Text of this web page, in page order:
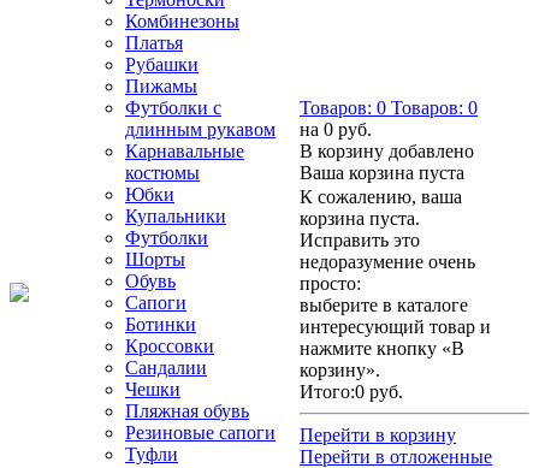
Комбинезоны
Платья
Рубашки
Пижамы
Футболки с
длинным рукавом
Карнавальные
костюмы
Юбки
Купальники
Футболки
Шорты
Обувь
Сапоги
Ботинки
Кроссовки
Сандалии
Чешки
Пляжная обувь
Резиновые сапоги
Туфли
Товаров: 0 Товаров: 0
на 0 руб.
В корзину добавлено
Ваша корзина пуста
К сожалению, ваша
корзина пуста.
Исправить это
недоразумение очень
просто:
выберите в каталоге
интересующий товар и
нажмите кнопку «В
корзину».
Итого:0 руб.
Перейти в корзину
Перейти в отложенные